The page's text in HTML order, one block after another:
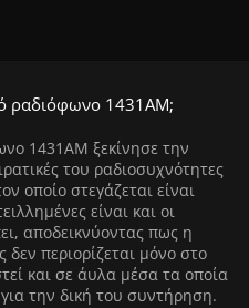
ραδιόφωνο 1431ΑΜ;
1431AM ξεκίνησε την
του ραδιοσυχνότητες
οποίο στεγάζεται είναι
είναι και οι
αποδεικνύοντας πως η
περιορίζεται μόνο στο
και σε άυλα μέσα τα οποία
την δική του συντήρηση.